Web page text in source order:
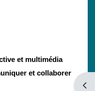
et multimédia
et collaborer